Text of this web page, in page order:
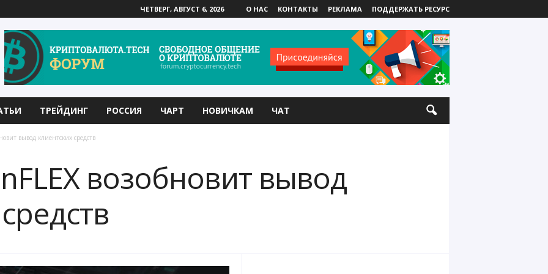
ЧЕТВЕРГ, АВГУСТ 6, 2026 О НАС КОНТАКТЫ РЕКЛАМА ПОДДЕРЖАТЬ РЕСУРС
ТРЕЙДИНГ РОССИЯ ЧАРТ НОВИЧКАМ ЧАТ
вывод клиентских средств
возобновит вывод